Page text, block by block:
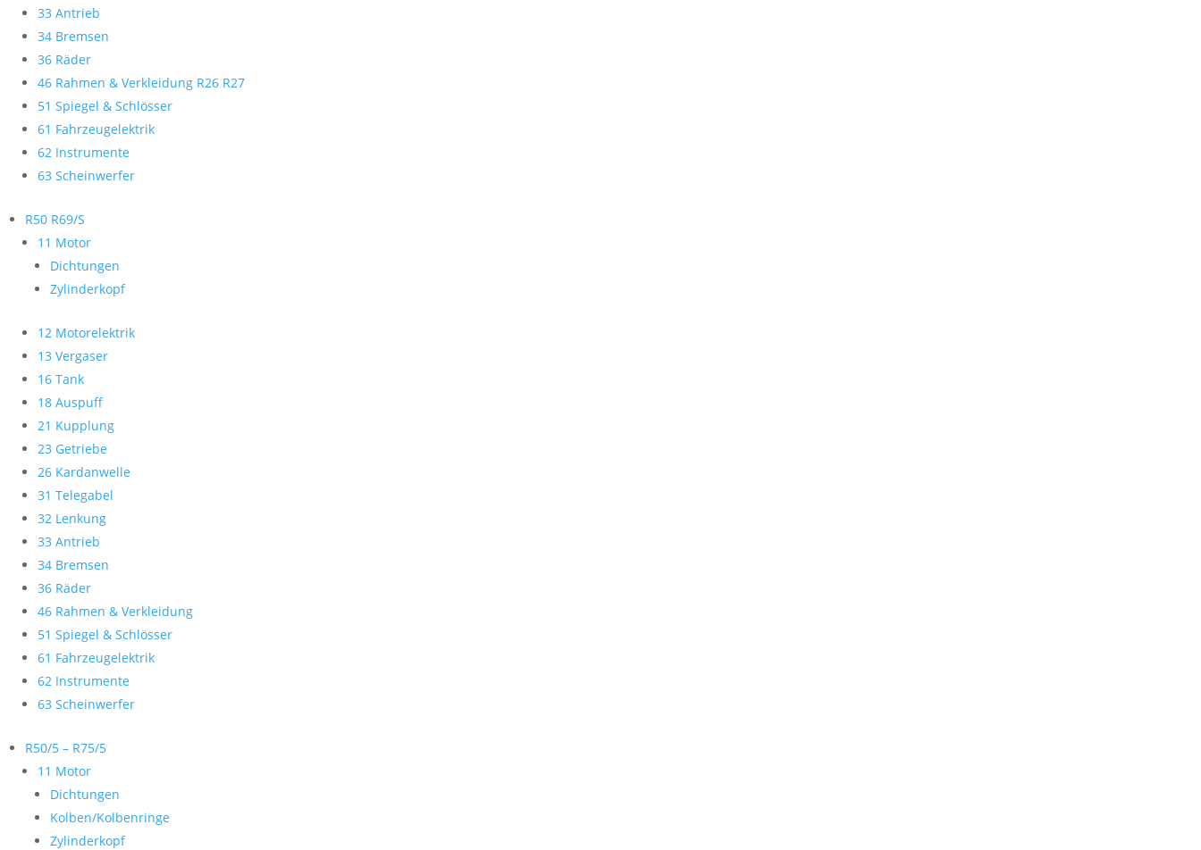
33 Antrieb
34 Bremsen
36 Räder
46 Rahmen & Verkleidung R26 R27
51 Spiegel & Schlösser
61 Fahrzeugelektrik
62 Instrumente
63 Scheinwerfer
R50 R69/S
11 Motor
Dichtungen
Zylinderkopf
12 Motorelektrik
13 Vergaser
16 Tank
18 Auspuff
21 Kupplung
23 Getriebe
26 Kardanwelle
31 Telegabel
32 Lenkung
33 Antrieb
34 Bremsen
36 Räder
46 Rahmen & Verkleidung
51 Spiegel & Schlösser
61 Fahrzeugelektrik
62 Instrumente
63 Scheinwerfer
R50/5 – R75/5
11 Motor
Dichtungen
Kolben/Kolbenringe
Zylinderkopf